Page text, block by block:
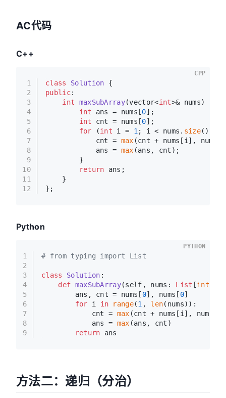
AC代码
C++
1
2
3
4
5
6
7
8
9
10
11
12
class Solution {
public:
int
maxSubArray(vector<int>& nums)
int ans = nums[0];
int cnt = nums[0];
for (int i = 1 ; i < nums. size();
            cnt =
max (cnt + nums[i],
            ans =
max (ans, cnt);
        }
return ans;
    }
};
CPP
Python
1
2
3
4
5
6
7
8
9
# from typing import List
class Solution :
def maxSubArray(self, nums: List [int
        ans, cnt = nums[
0], nums[ 0]
for i in range(1 , len(nums)):
            cnt =
max (cnt + nums[i],
            ans =
max (ans, cnt)
return ans
PYTHON
方法二：递归（分治）